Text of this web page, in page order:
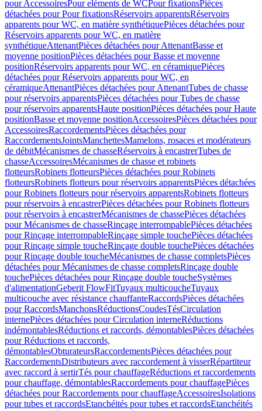
pour AccessoiresPour eléments de WCPour fixationsPièces
détachées pour Pour fixationsRéservoirs apparentsRéservoirs
apparents pour WC, en matière synthétiquePièces détachées pour
Réservoirs apparents pour WC, en matière
synthétiqueAttenantPièces détachées pour AttenantBasse et
moyenne positionPièces détachées pour Basse et moyenne
positionRéservoirs apparents pour WC, en céramiquePièces
détachées pour Réservoirs apparents pour WC, en
céramiqueAttenantPièces détachées pour AttenantTubes de chasse
pour réservoirs apparentsPièces détachées pour Tubes de chasse
pour réservoirs apparentsHaute positionPièces détachées pour Haute
positionBasse et moyenne positionAccessoiresPièces détachées pour
AccessoiresRaccordementsPièces détachées pour
RaccordementsJointsManchettesMamelons, rosaces et modérateurs
de débitMécanismes de chasseRéservoirs à encastrerTubes de
chasseAccessoiresMécanismes de chasse et robinets
flotteursRobinets flotteursPièces détachées pour Robinets
flotteursRobinets flotteurs pour réservoirs apparentsPièces détachées
pour Robinets flotteurs pour réservoirs apparentsRobinets flotteurs
pour réservoirs à encastrerPièces détachées pour Robinets flotteurs
pour réservoirs à encastrerMécanismes de chassePièces détachées
pour Mécanismes de chasseRinçage interrompablePièces détachées
pour Rinçage interrompableRinçage simple touchePièces détachées
pour Rinçage simple toucheRinçage double touchePièces détachées
pour Rinçage double toucheMécanismes de chasse completsPièces
détachées pour Mécanismes de chasse completsRinçage double
touchePièces détachées pour Rinçage double toucheSystèmes
d'alimentationGeberit FlowFitTuyaux multicoucheTuyaux
multicouche avec résistance chauffanteRaccordsPièces détachées
pour RaccordsManchonsRéductionsCoudesTésCirculation
internePièces détachées pour Circulation interneRéductions
indémontablesRéductions et raccords, démontablesPièces détachées
pour Réductions et raccords,
démontablesObturateursRaccordementsPièces détachées pour
RaccordementsDistributeurs avec raccordement à visserRépartiteur
avec raccord à sertirTés pour chauffageRéductions et raccordements
pour chauffage, démontablesRaccordements pour chauffagePièces
détachées pour Raccordements pour chauffageAccessoiresIsolations
pour tubes et raccordsEtanchéités pour tubes et raccordsEtanchéités